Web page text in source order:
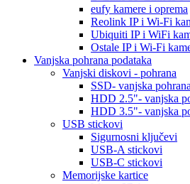
eufy kamere i oprema
Reolink IP i Wi-Fi
Ubiquiti IP i WiFi
Ostale IP i Wi-Fi
Vanjska pohrana podataka
Vanjski diskovi - pohrana
SSD- vanjska pohrana
HDD 2.5"- vanjska
HDD 3.5"- vanjska
USB stickovi
Sigurnosni ključevi
USB-A stickovi
USB-C stickovi
Memorijske kartice